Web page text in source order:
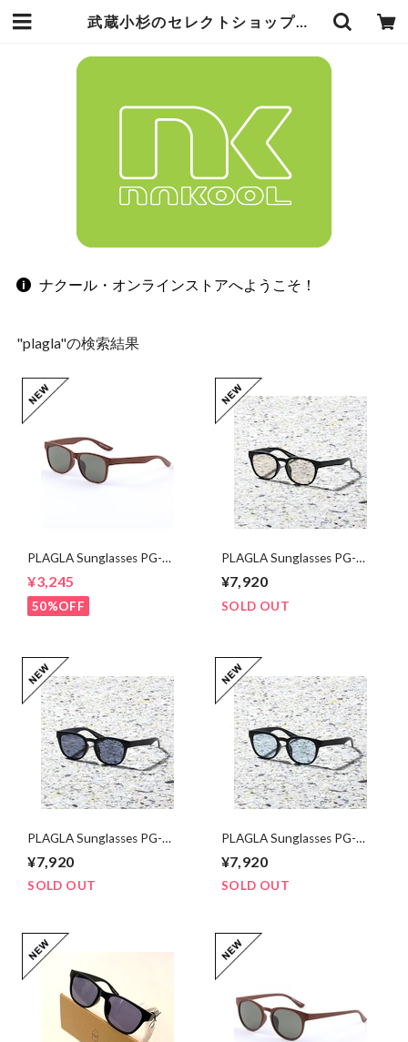
武蔵小杉のセレクトショップ【ナクール】-nakool-
ナクール・オンラインストアへようこそ！
"plagla"の検索結果
PLAGLA Sunglasses PG-
¥3,245
50%OFF
PLAGLA Sunglasses PG-
BROWN
¥7,920
SOLD OUT
PLAGLA Sunglasses PG-
¥7,920
SOLD OUT
PLAGLA Sunglasses PG-
¥7,920
SOLD OUT